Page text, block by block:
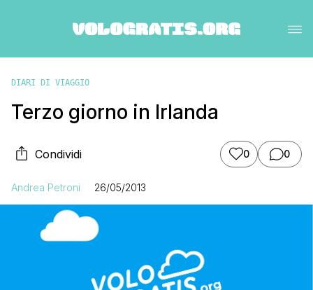
DIARI DI VIAGGIO
Terzo giorno in Irlanda
Condividi 0 0
Andrea Petroni 26/05/2013